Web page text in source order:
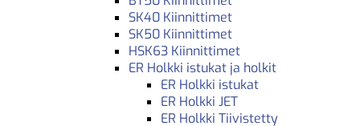
SK40 Kiinnittimet
SK50 Kiinnittimet
HSK63 Kiinnittimet
ER Holkki istukat ja holkit
ER Holkki istukat
ER Holkki JET
ER Holkki Tiivistetty